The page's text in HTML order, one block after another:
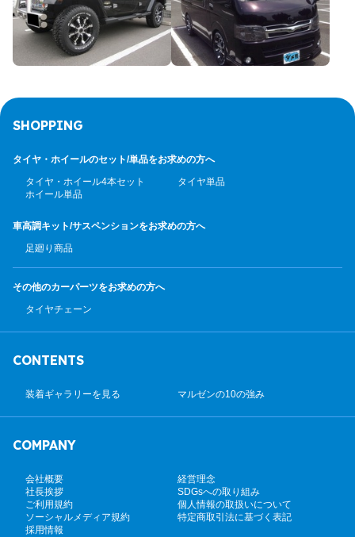
SHOPPING
タイヤ・ホイールのセット/単品をお求めの方へ
タイヤ・ホイール4本セット
タイヤ単品
ホイール単品
車高調キット/サスペンションをお求めの方へ
足廻り商品
その他のカーパーツをお求めの方へ
タイヤチェーン
CONTENTS
装着ギャラリーを見る マルゼンの10の強み
COMPANY
会社概要
経営理念
社長挨拶
SDGsへの取り組み
ご利用規約
個人情報の取扱いについて
ソーシャルメディア規約
特定商取引法に基づく表記
採用情報